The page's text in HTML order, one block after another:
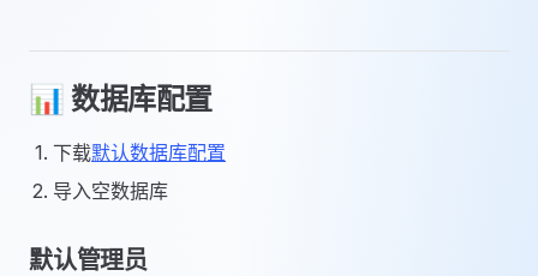
📊 数据库配置
下载默认数据库配置
导入空数据库
默认管理员